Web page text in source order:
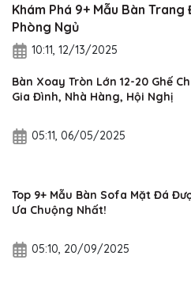
Khám Phá 9+ Mẫu Bàn Trang
Phòng Ngủ
10:11, 12/13/2025
Bàn Xoay Tròn Lớn 12-20 Ghế
Gia Đình, Nhà Hàng, Hội Nghị
05:11, 06/05/2025
Top 9+ Mẫu Bàn Sofa Mặt Đá
Ưa Chuộng Nhất!
05:10, 20/09/2025